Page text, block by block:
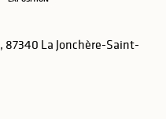
87340 La Jonchère-Saint-